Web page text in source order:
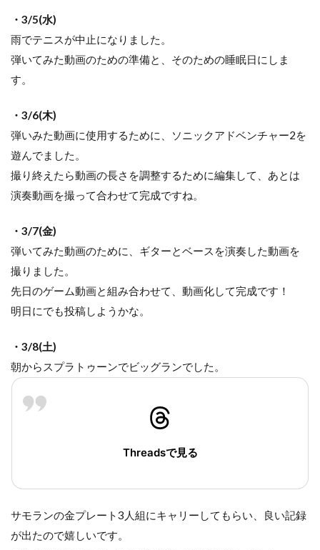
・3/5(水)
雨でテニスが中止になりました。
弾いてみた動画のための準備と、そのための睡眠日にしま
す。
・3/6(木)
弾いみた動画に使用するために、ソニックアドベンチャー2を
遊んでました。
撮り終えたら動画の長さを調整するために編集して、あとは
演奏動画を撮って合わせて完成ですね。
・3/7(金)
弾いてみた動画のために、ギターとベースを演奏した動画を
撮りました。
先日のゲーム動画と組み合わせて、動画化して完成です！
明日にでも投稿しようかな。
・3/8(土)
朝からスプラトゥーンでビッグランでした。
Threadsで見る
サモランの金プレート3人組にキャリーしてもらい、良い記録
が出たので嬉しいです。